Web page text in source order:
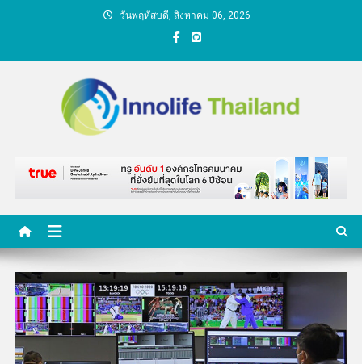
วันพฤหัสบดี, สิงหาคม 06, 2026
คนกับความคิด ชีวิตกับ
นวัตกรรม